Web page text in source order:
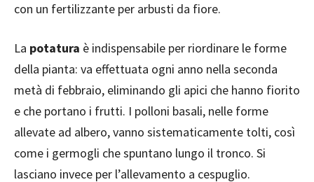
con un fertilizzante per arbusti da fiore.
La potatura è indispensabile per riordinare le forme
della pianta: va effettuata ogni anno nella seconda
metà di febbraio, eliminando gli apici che hanno fiorito
e che portano i frutti. I polloni basali, nelle forme
allevate ad albero, vanno sistematicamente tolti, così
come i germogli che spuntano lungo il tronco. Si
lasciano invece per l’allevamento a cespuglio.